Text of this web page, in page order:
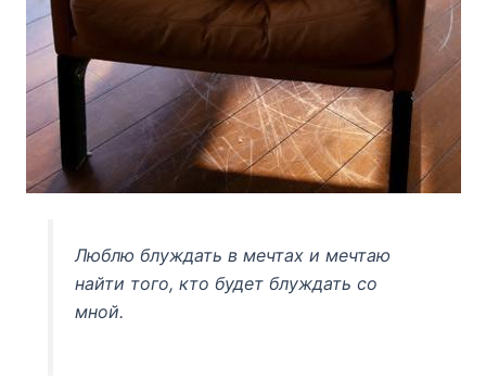
Люблю блуждать в мечтах и мечтаю
найти того, кто будет блуждать со
мной.